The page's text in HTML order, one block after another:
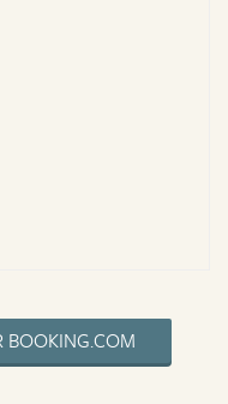
BOOKING.COM